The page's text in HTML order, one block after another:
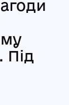
Під